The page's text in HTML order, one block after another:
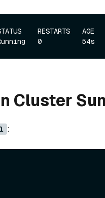
RESTARTS   AGE
Cluster
: